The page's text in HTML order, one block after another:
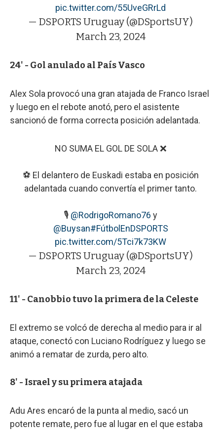
pic.twitter.com/55UveGRrLd
— DSPORTS Uruguay (@DSportsUY)
March 23, 2024
24' - Gol anulado al País Vasco
Alex Sola provocó una gran atajada de Franco Israel
y luego en el rebote anotó, pero el asistente
sancionó de forma correcta posición adelantada.
NO SUMA EL GOL DE SOLA ❌
⚽ El delantero de Euskadi estaba en posición
adelantada cuando convertía el primer tanto.
🎙️ @RodrigoRomano76 y
@Buysan#FútbolEnDSPORTS
pic.twitter.com/5Tci7k73KW
— DSPORTS Uruguay (@DSportsUY)
March 23, 2024
11' - Canobbio tuvo la primera de la Celeste
El extremo se volcó de derecha al medio para ir al
ataque, conectó con Luciano Rodríguez y luego se
animó a rematar de zurda, pero alto.
8' - Israel y su primera atajada
Adu Ares encaró de la punta al medio, sacó un
potente remate, pero fue al lugar en el que estaba